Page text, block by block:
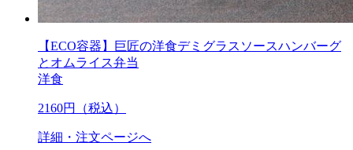
【ECO容器】巨匠の洋食デミグラスソースハンバーグ
とオムライス弁当
洋食
2160円（税込）
詳細・注文ページへ